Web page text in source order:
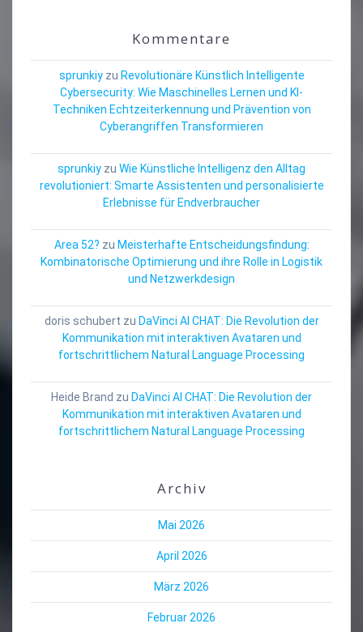
Kommentare
sprunkiyzu Revolutionäre Künstlich Intelligente
Cybersecurity: Wie Maschinelles Lernen und KI-
Techniken Echtzeiterkennung und Prävention von
Cyberangriffen Transformieren
sprunkiy zu Wie Künstliche Intelligenz den Alltag
revolutioniert: Smarte Assistenten und personalisierte
Erlebnisse für Endverbraucher
Area 52? zu Meisterhafte Entscheidungsfindung:
Kombinatorische Optimierung und ihre Rolle in Logistik
und Netzwerkdesign
doris schubert zu DaVinci AI CHAT: Die Revolution der
Kommunikation mit interaktiven Avataren und
fortschrittlichem Natural Language Processing
Heide Brand zu DaVinci AI CHAT: Die Revolution der
Kommunikation mit interaktiven Avataren und
fortschrittlichem Natural Language Processing
Archiv
Mai 2026
April 2026
März 2026
Februar 2026